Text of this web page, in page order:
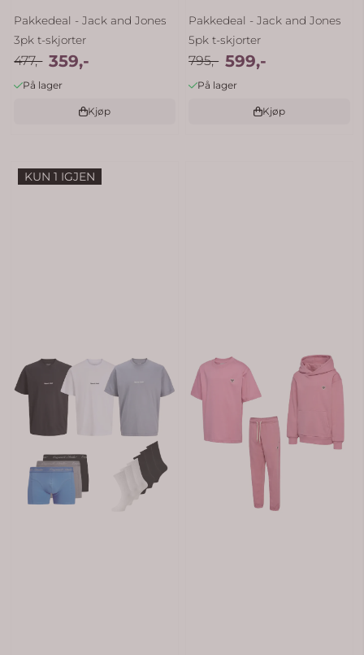
Pakkedeal - Jack and Jones
3pk t-skjorter
477,- 359,-
På lager
Kjøp
Pakkedeal - Jack and Jones
5pk t-skjorter
795,- 599,-
På lager
Kjøp
KUN 1 IGJEN